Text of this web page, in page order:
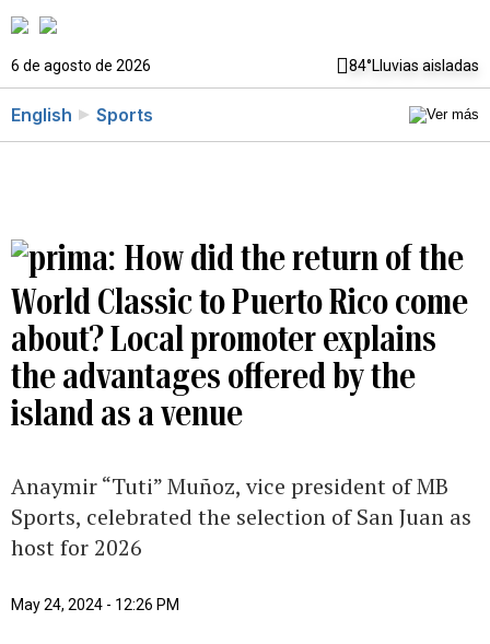
6 de agosto de 2026 84°Lluvias aisladas
English Sports
How did the return of the
World Classic to Puerto Rico come
about? Local promoter explains
the advantages offered by the
island as a venue
Anaymir “Tuti” Muñoz, vice president of MB
Sports, celebrated the selection of San Juan as
host for 2026
May 24, 2024 - 12:26 PM